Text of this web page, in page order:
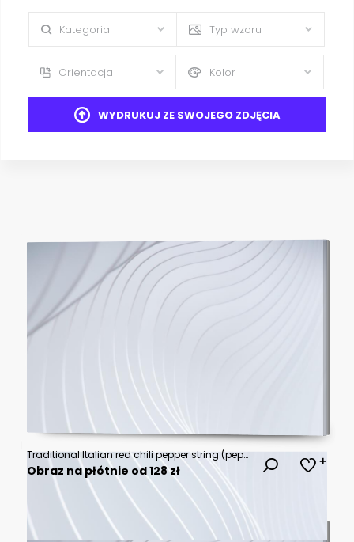
Kategoria Typ wzoru
Orientacja Kolor
WYDRUKUJ ZE SWOJEGO ZDJĘCIA
Traditional Italian red chili pepper string (peperoncini) hanging
Obraz na płótnie od 128 zł